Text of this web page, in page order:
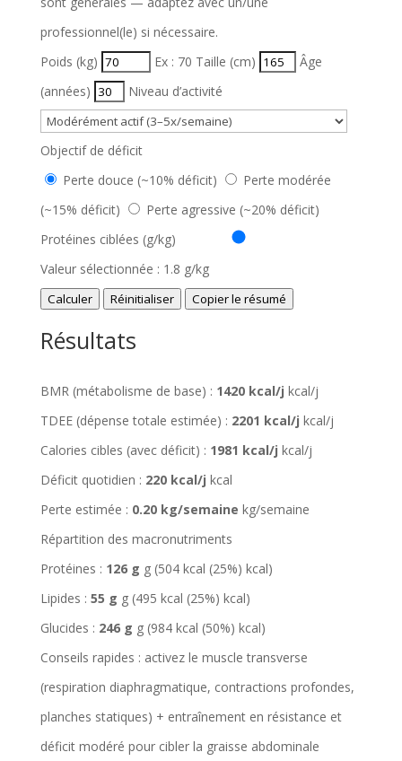
professionnel(le) si nécessaire.
Poids (kg)
Ex : 70 Taille (cm)
Âge
(années)
Niveau d’activité
Objectif de déficit
Perte douce (~10% déficit)
Perte modérée
(~15% déficit)
Perte agressive (~20% déficit)
Protéines ciblées (g/kg)
Valeur sélectionnée : 1.8 g/kg
Calculer Réinitialiser Copier le résumé
Résultats
BMR (métabolisme de base) : 1420 kcal/j kcal/j
TDEE (dépense totale estimée) : 2201 kcal/j kcal/j
Calories cibles (avec déficit) : 1981 kcal/j kcal/j
Déficit quotidien : 220 kcal/j kcal
Perte estimée : 0.20 kg/semaine kg/semaine
Répartition des macronutriments
Protéines : 126 g g (504 kcal (25%) kcal)
Lipides : 55 g g (495 kcal (25%) kcal)
Glucides : 246 g g (984 kcal (50%) kcal)
Conseils rapides : activez le muscle transverse
(respiration diaphragmatique, contractions profondes,
planches statiques) + entraînement en résistance et
déficit modéré pour cibler la graisse abdominale